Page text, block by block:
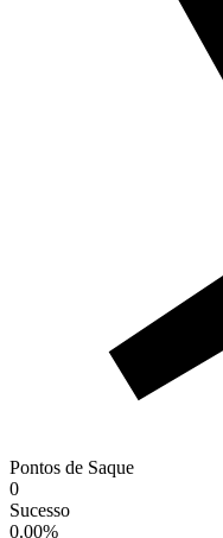
Pontos de Saque
0
Sucesso
0.00%